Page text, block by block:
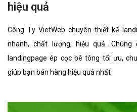
hiệu quả
Công Ty VietWeb chuyên thiết kế
nhanh, chất lượng, hiệu quả.
landingpage ép cọc bê tông tối ưu,
giúp bạn bán hàng hiệu quả nhất